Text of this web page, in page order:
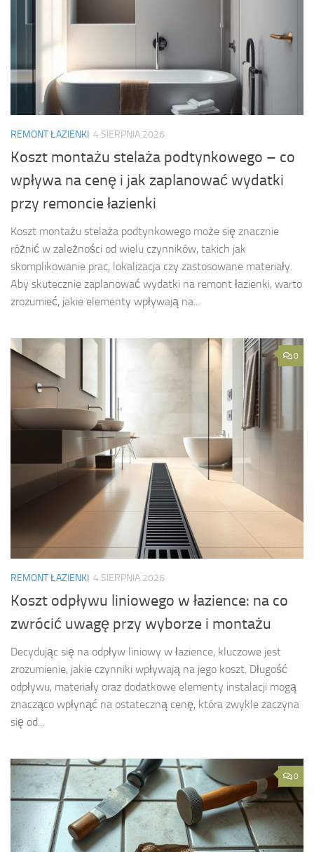
REMONT ŁAZIENKI 4 SIERPNIA 2026
Koszt montażu stelaża podtynkowego – co
wpływa na cenę i jak zaplanować wydatki
przy remoncie łazienki
Koszt montażu stelaża podtynkowego może się znacznie
różnić w zależności od wielu czynników, takich jak
skomplikowanie prac, lokalizacja czy zastosowane materiały.
Aby skutecznie zaplanować wydatki na remont łazienki, warto
zrozumieć, jakie elementy wpływają na...
0
REMONT ŁAZIENKI 4 SIERPNIA 2026
Koszt odpływu liniowego w łazience: na co
zwrócić uwagę przy wyborze i montażu
Decydując się na odpływ liniowy w łazience, kluczowe jest
zrozumienie, jakie czynniki wpływają na jego koszt. Długość
odpływu, materiały oraz dodatkowe elementy instalacji mogą
znacząco wpłynąć na ostateczną cenę, która zwykle zaczyna
się od...
0